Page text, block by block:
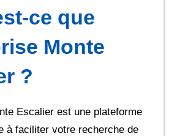
ce que
Monte
?
Escalier est une plateforme
à faciliter votre recherche de